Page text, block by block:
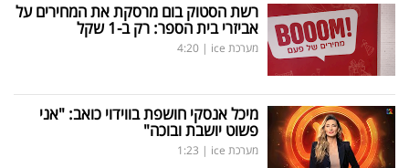
רשת הסטוק בום מרסקת את המחירים על
אביזרי בית הספר: רק ב-1 שקל
מערכת ice |
4:20
מיכל אנסקי חושפת בווידוי כואב: "אני
פשוט יושבת ובוכה"
מערכת ice |
1:23